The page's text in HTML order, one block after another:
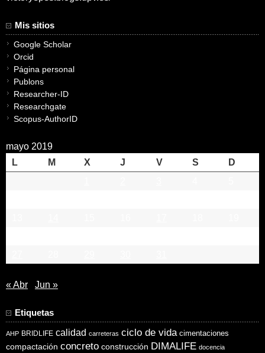
Mis sitios
Google Scholar
Orcid
Página personal
Publons
Researcher-ID
Researchgate
Scopus-AuthorID
mayo 2019
L
M X J V S
D
« Abr Jun »
Etiquetas
AHP BRIDLIFE calidad carreteras ciclo de vida cimentaciones
compactación concreto construcción DIMALIFE docencia